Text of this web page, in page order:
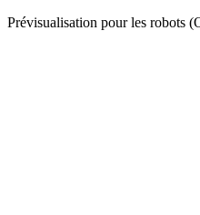
Prévisualisation pour les robots